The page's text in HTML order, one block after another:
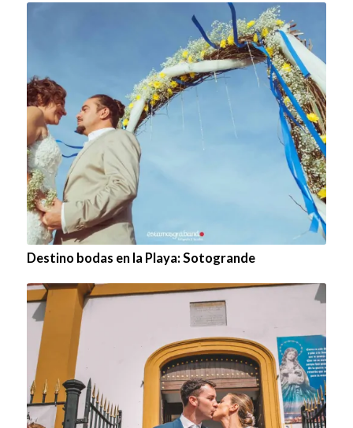
Destino bodas en la Playa: Sotogrande